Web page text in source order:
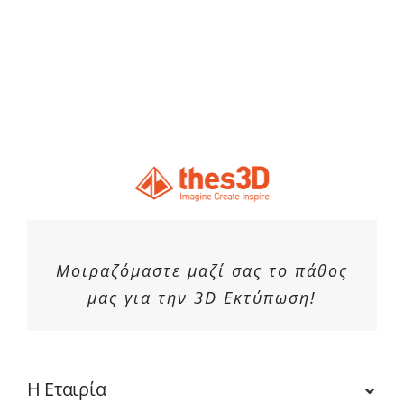
Μοιραζόμαστε μαζί σας το πάθος
μας για την 3D Εκτύπωση!
Η Εταιρία